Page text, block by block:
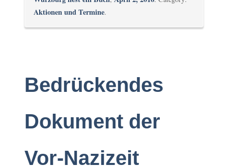
Aktionen und Termine.
Bedrückendes
Dokument der
Vor-Nazizeit